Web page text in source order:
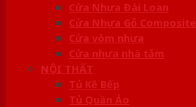
Cửa Nhựa Đài Loan
Cửa Nhựa Gỗ Composite
Cửa vòm nhựa
Cửa nhựa nhà tắm
NỘI THẤT
Tủ Kệ Bếp
Tủ Quần Áo